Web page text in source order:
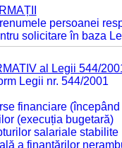
persoanei
solicitare în baza
al Legii 544/
Legii nr. 544/2001
financiare
(execuția bugetară)
salariale
a finanțărilor